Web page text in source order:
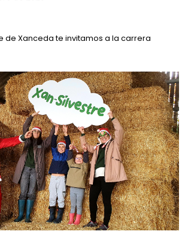
Tienda Online
TLF |981 687 007
de Xanceda te invitamos a la carrera